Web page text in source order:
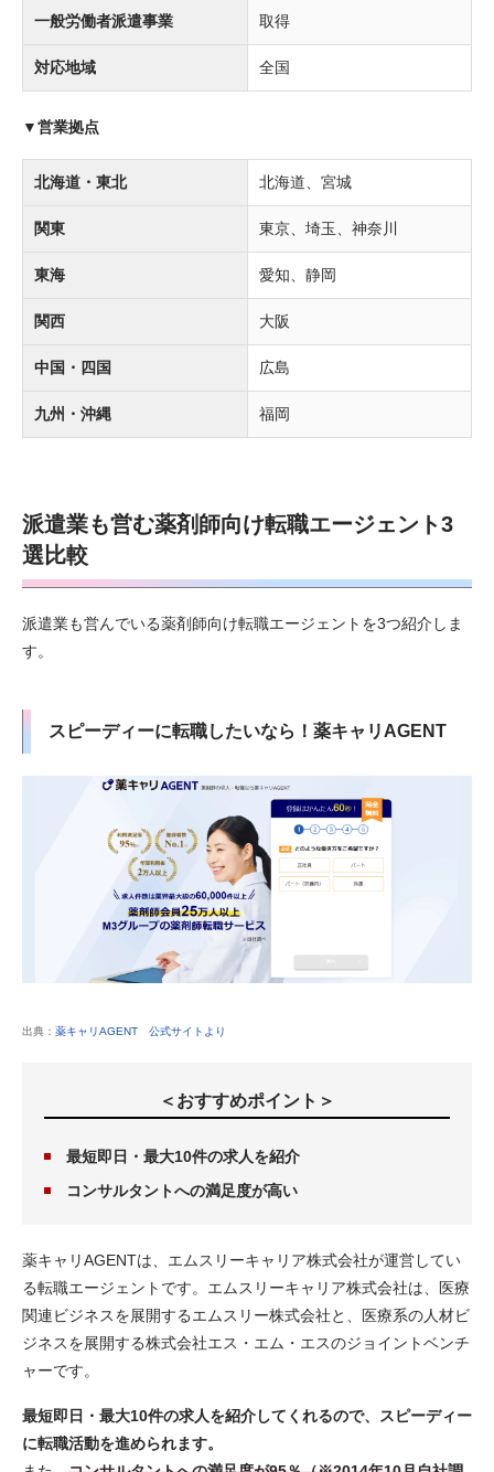
一般労働者派遣事業 取得
対応地域 全国
▼営業拠点
北海道・東北 北海道、宮城
関東 東京、埼玉、神奈川
東海 愛知、静岡
関西 大阪
中国・四国 広島
九州・沖縄 福岡
派遣業も営む薬剤師向け転職エージェント3
選比較
派遣業も営んでいる薬剤師向け転職エージェントを3つ紹介しま
す。
スピーディーに転職したいなら！薬キャリAGENT
出典： 薬キャリAGENT 公式サイトより
＜おすすめポイント＞
最短即日・最大10件の求人を紹介
コンサルタントへの満足度が高い
薬キャリAGENTは、エムスリーキャリア株式会社が運営してい
る転職エージェントです。エムスリーキャリア株式会社は、医療
関連ビジネスを展開するエムスリー株式会社と、医療系の人材ビ
ジネスを展開する株式会社エス・エム・エスのジョイントベンチ
ャーです。
最短即日・最大10件の求人を紹介してくれるので、スピーディー
に転職活動を進められます。